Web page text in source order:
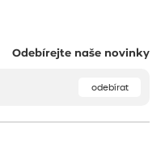
Odebírejte naše novinky
odebírat